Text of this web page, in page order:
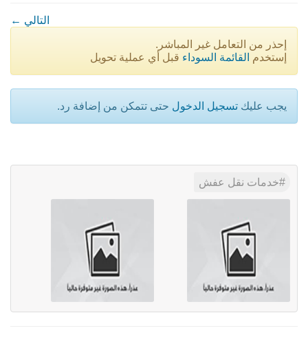
← التالي
إحذر من التعامل غير المباشر.
إستخدم القائمة السوداء قبل أي عملية تحويل
يجب عليك تسجيل الدخول حتى تتمكن من إضافة رد.
خدمات نقل عفش